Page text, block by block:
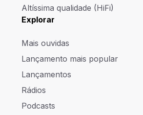
Altíssima qualidade (HiFi)
Explorar
Mais ouvidas
Lançamento mais popular
Lançamentos
Rádios
Podcasts